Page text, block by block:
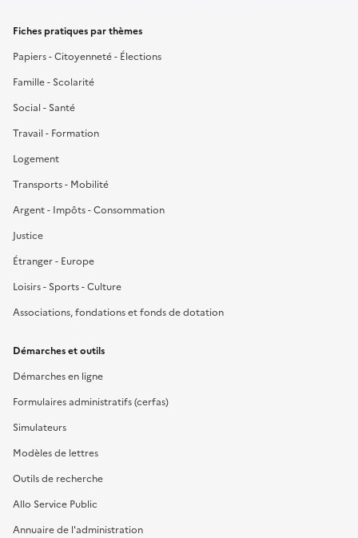
Fiches pratiques par thèmes
Papiers - Citoyenneté - Élections
Famille - Scolarité
Social - Santé
Travail - Formation
Logement
Transports - Mobilité
Argent - Impôts - Consommation
Justice
Étranger - Europe
Loisirs - Sports - Culture
Associations, fondations et fonds de dotation
Démarches et outils
Démarches en ligne
Formulaires administratifs (cerfas)
Simulateurs
Modèles de lettres
Outils de recherche
Allo Service Public
Annuaire de l'administration